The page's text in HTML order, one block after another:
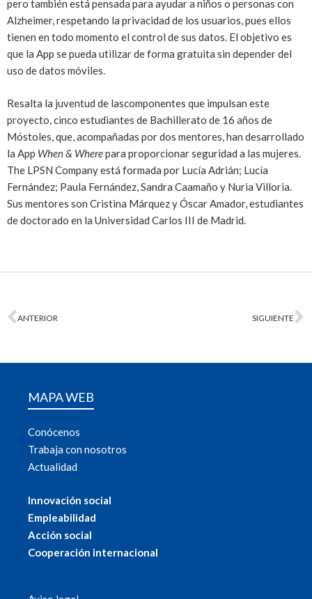
pero también está pensada para ayudar a niños o personas con
Alzheimer, respetando la privacidad de los usuarios, pues ellos
tienen en todo momento el control de sus datos. El objetivo es
que la App se pueda utilizar de forma gratuita sin depender del
uso de datos móviles.
Resalta la juventud de lascomponentes que impulsan este
proyecto, cinco estudiantes de Bachillerato de 16 años de
Móstoles, que, acompañadas por dos mentores, han desarrollado
la App When & Wherepara proporcionar seguridad a las mujeres.
The LPSN Company está formada por Lucía Adrián; Lucía
Fernández; Paula Fernández, Sandra Caamaño y Nuria Villoria.
Sus mentores son Cristina Márquez y Óscar Amador, estudiantes
de doctorado en la Universidad Carlos III de Madrid.
ANTERIOR SIGUIENTE
MAPA WEB
Conócenos
Trabaja con nosotros
Actualidad
Innovación social
Empleabilidad
Acción social
Cooperación internacional